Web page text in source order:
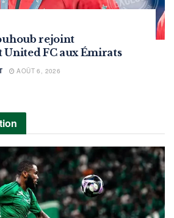
rejoint
FC aux Émirats
AOÛT 6, 2026